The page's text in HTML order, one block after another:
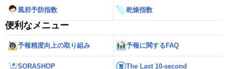
風邪予防指数 乾燥指数
便利なメニュー
予報精度向上の取り組み 予報に関するFAQ
SORASHOP The Last 10-second